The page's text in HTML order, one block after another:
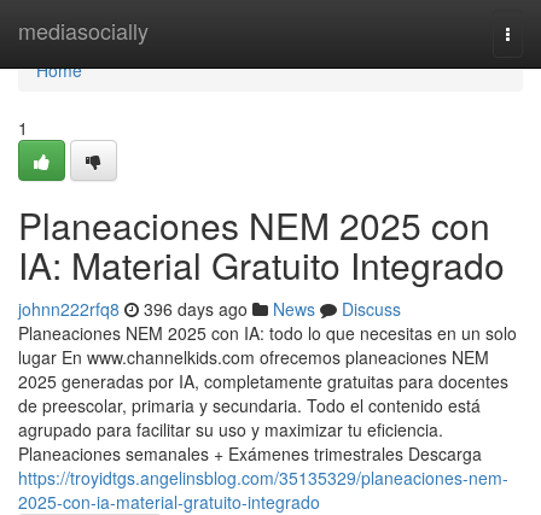
mediasocially
Home
Home
1
Planeaciones NEM 2025 con
IA: Material Gratuito Integrado
johnn222rfq8 396 days ago News
Discuss
Planeaciones NEM 2025 con IA: todo lo que necesitas en un solo
lugar En www.channelkids.com ofrecemos planeaciones NEM
2025 generadas por IA, completamente gratuitas para docentes
de preescolar, primaria y secundaria. Todo el contenido está
agrupado para facilitar su uso y maximizar tu eficiencia.
Planeaciones semanales + Exámenes trimestrales Descarga
https://troyidtgs.angelinsblog.com/35135329/planeaciones-nem-
2025-con-ia-material-gratuito-integrado